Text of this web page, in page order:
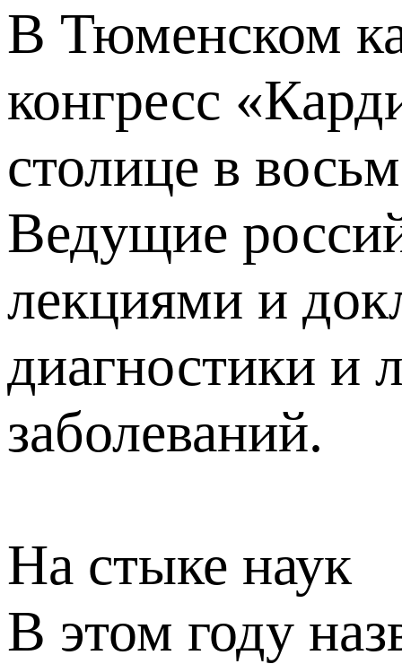
В Тюменском
конгресс
столице в
Ведущие
лекциями и
диагностики и
заболеваний.
На стыке наук
В этом году